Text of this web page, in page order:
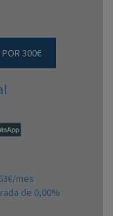
POR 300€
mes
de 0,00%